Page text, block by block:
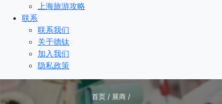
上海旅游攻略
联系
联系我们
关于德钛
加入我们
隐私政策
首页 / 展商 /